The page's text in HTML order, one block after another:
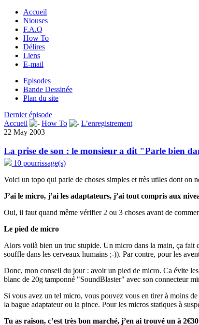
Accueil
Niouses
F.A.Q
How To
Délires
Liens
E-mail
Episodes
Bande Dessinée
Plan du site
Dernier épisode
Accueil
How To
L’enregistrement
22 May 2003
La prise de son : le monsieur a dit "Parle bien
10 pourrissage(s)
Voici un topo qui parle de choses simples et très utiles dont on
J’ai le micro, j’ai les adaptateurs, j’ai tout compris aux
Oui, il faut quand même vérifier 2 ou 3 choses avant de
Le pied de micro
Alors voilà bien un truc stupide. Un micro dans la main, ça fait
souffle dans les cerveaux humains ;-)). Par contre, pour les
Donc, mon conseil du jour : avoir un pied de micro. Ca évite
blanc de 20g tamponné "SoundBlaster" avec son connecteur
Si vous avez un tel micro, vous pouvez vous en tirer à moins
la bague adaptateur ou la pince. Pour les micros statiques à
Tu as raison, c’est très bon marché, j’en ai trouvé un à 2€30